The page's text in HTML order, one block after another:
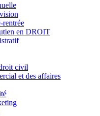
rentrée
en DROIT
civil
et des affaires